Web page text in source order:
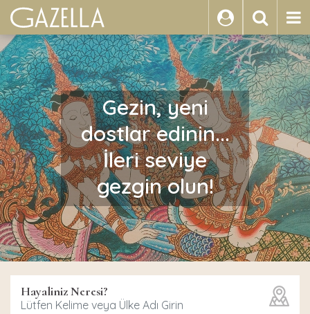
ARA
Gezin, yeni
dostlar edinin...
İleri seviye
gezgin olun!
Hayaliniz Neresi?